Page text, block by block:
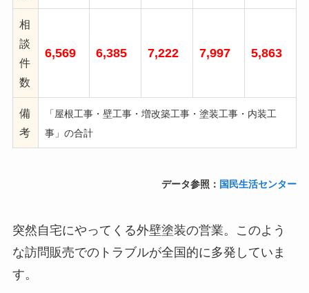
相
談
件
数
6,569 6,385 7,222 7,997 5,863
備
考
「屋根工事・壁工事・増改築工事・塗装工事・内装工
事」の合計
データ参照： 国民生活センター
突然自宅にやってくる外壁塗装の営業。このよう
な訪問販売でのトラブルが全国的に多発していま
す。